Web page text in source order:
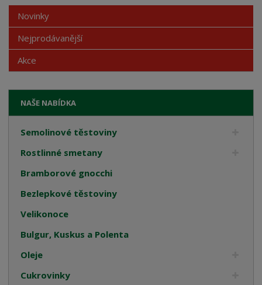
NAŠE NABÍDKA
Semolinové těstoviny
Rostlinné smetany
Bramborové gnocchi
Bezlepkové těstoviny
Velikonoce
Bulgur, Kuskus a Polenta
Oleje
Cukrovinky
Novinky
Nejprodávanější
Akce